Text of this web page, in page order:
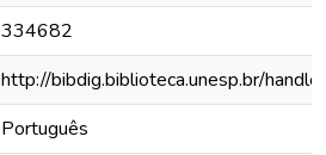
334682
http://bibdig.biblioteca.unesp.br/
Português